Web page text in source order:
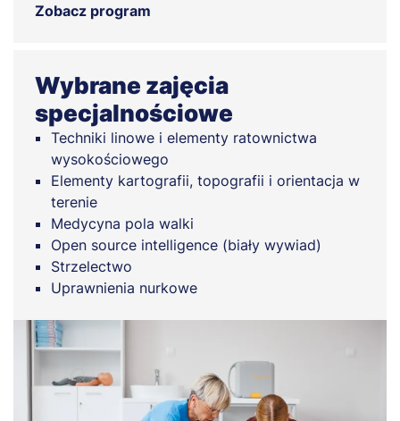
Zobacz program
Wybrane zajęcia
specjalnościowe
Techniki linowe i elementy ratownictwa
wysokościowego
Elementy kartografii, topografii i orientacja w
terenie
Medycyna pola walki
Open source intelligence (biały wywiad)
Strzelectwo
Uprawnienia nurkowe